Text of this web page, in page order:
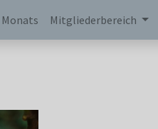
Monats Mitgliederbereich